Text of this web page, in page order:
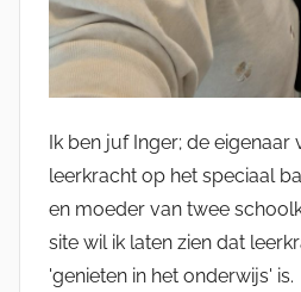
Ik ben juf Inger; de eigenaar
leerkracht op het speciaal
en moeder van twee
site wil ik laten zien dat
'genieten in het onderwijs' is.